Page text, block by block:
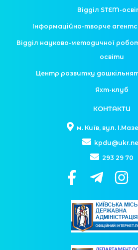
Відділ STEM-
Інформаційно-творче
Відділ науково-методичної
освіти
Центр розвитку
Яхт-клуб
КОНТАКТИ
м. Київ, вул.
293 29 70